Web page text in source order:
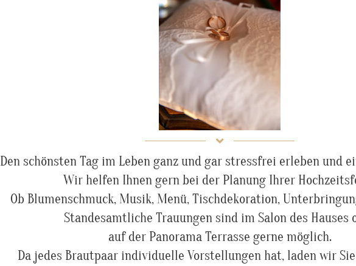
Den schönsten Tag im Leben ganz und gar stressfrei erleben und
Wir helfen Ihnen gern bei der Planung Ihrer
Ob Blumenschmuck, Musik, Menü, Tischdekoration,
Standesamtliche Trauungen sind im Salon des Hauses
auf der Panorama Terrasse gerne möglich.
Da jedes Brautpaar individuelle Vorstellungen hat, laden wir